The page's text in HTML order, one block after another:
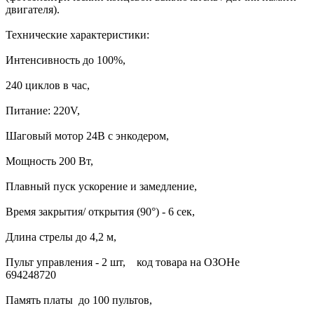
двигателя).
Технические характеристики:
Интенсивность до 100%,
240 циклов в час,
Питание: 220V,
Шаговый мотор 24В с энкодером,
Мощность 200 Вт,
Плавный пуск ускорение и замедление,
Время закрытия/ открытия (90°) - 6 сек,
Длина стрелы до 4,2 м,
Пульт управления - 2 шт, код товара на ОЗОНе
Память платы до 100 пультов,